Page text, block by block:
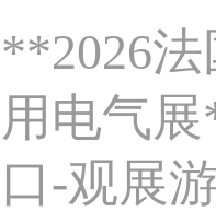
**2026
用电气
口-观展